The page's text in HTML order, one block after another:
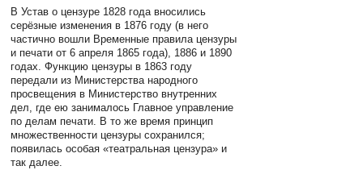
В Устав о цензуре 1828 года вносились
серёзные изменения в 1876 году (в него
частично вошли Временные правила цензуры
и печати от 6 апреля 1865 года), 1886 и 1890
годах. Функцию цензуры в 1863 году
передали из Министерства народного
просвещения в Министерство внутренних
дел, где ею занималось Главное управление
по делам печати. В то же время принцип
множественности цензуры сохранился;
появилась особая «театральная цензура» и
так далее.